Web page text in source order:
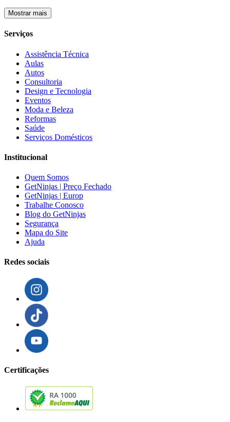
Mostrar mais
Serviços
Assistência Técnica
Aulas
Autos
Consultoria
Design e Tecnologia
Eventos
Moda e Beleza
Reformas
Saúde
Serviços Domésticos
Institucional
Quem Somos
GetNinjas | Preço Fechado
GetNinjas | Europ
Trabalhe Conosco
Blog do GetNinjas
Segurança
Mapa do Site
Ajuda
Redes sociais
Certificações